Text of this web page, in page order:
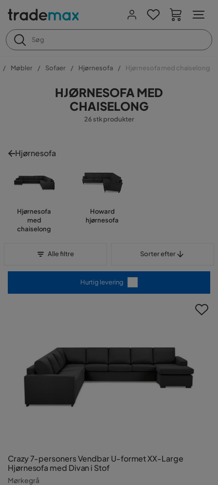
Møbler Sofaer Hjørnesofa Hjørnesofa med chaiselong
HJØRNESOFA MED
CHAISELONG
26 stk produkter
Hjørnesofa
Hjørnesofa
med
chaiselong
Howard
hjørnesofa
Alle filtre Sorter efter
Hurtig levering
Crazy 7-personers Vendbar U-formet XX-Large
Hjørnesofa med Divan i Stof
Mørkegrå